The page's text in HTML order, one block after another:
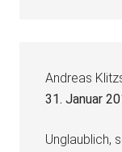
Andreas
31. Januar
Unglaublich,